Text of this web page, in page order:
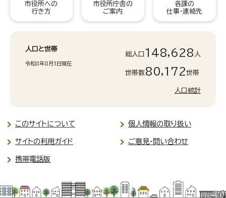
市役所への
行き方
市役所庁舎の
ご案内
各課の
仕事・連絡先
人口と世帯
令和8年8月1日現在
総人口 148,628 人
世帯数80,172世帯
人口統計
このサイトについて 個人情報の取り扱い
サイトの利用ガイド ご意見・問い合わせ
携帯電話版